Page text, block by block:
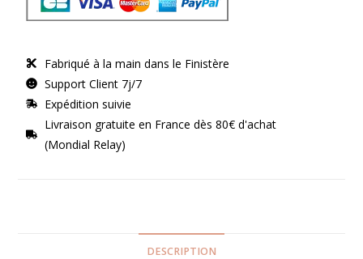
Fabriqué à la main dans le Finistère
Support Client 7j/7
Expédition suivie
Livraison gratuite en France dès 80€ d'achat
(Mondial Relay)
DESCRIPTION